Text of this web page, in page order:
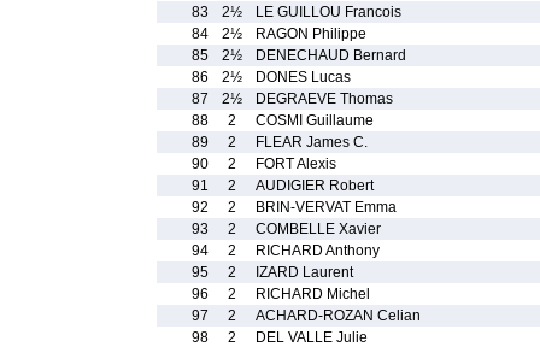
83
2½
LE GUILLOU Francois
84
2½
RAGON Philippe
85
2½
DENECHAUD Bernard
86
2½
DONES Lucas
87
2½
DEGRAEVE Thomas
88
2
COSMI Guillaume
89
2
FLEAR James C.
90
2
FORT Alexis
91
2
AUDIGIER Robert
92
2
BRIN-VERVAT Emma
93
2
COMBELLE Xavier
94
2
RICHARD Anthony
95
2
IZARD Laurent
96
2
RICHARD Michel
97
2
ACHARD-ROZAN Celian
98
2
DEL VALLE Julie